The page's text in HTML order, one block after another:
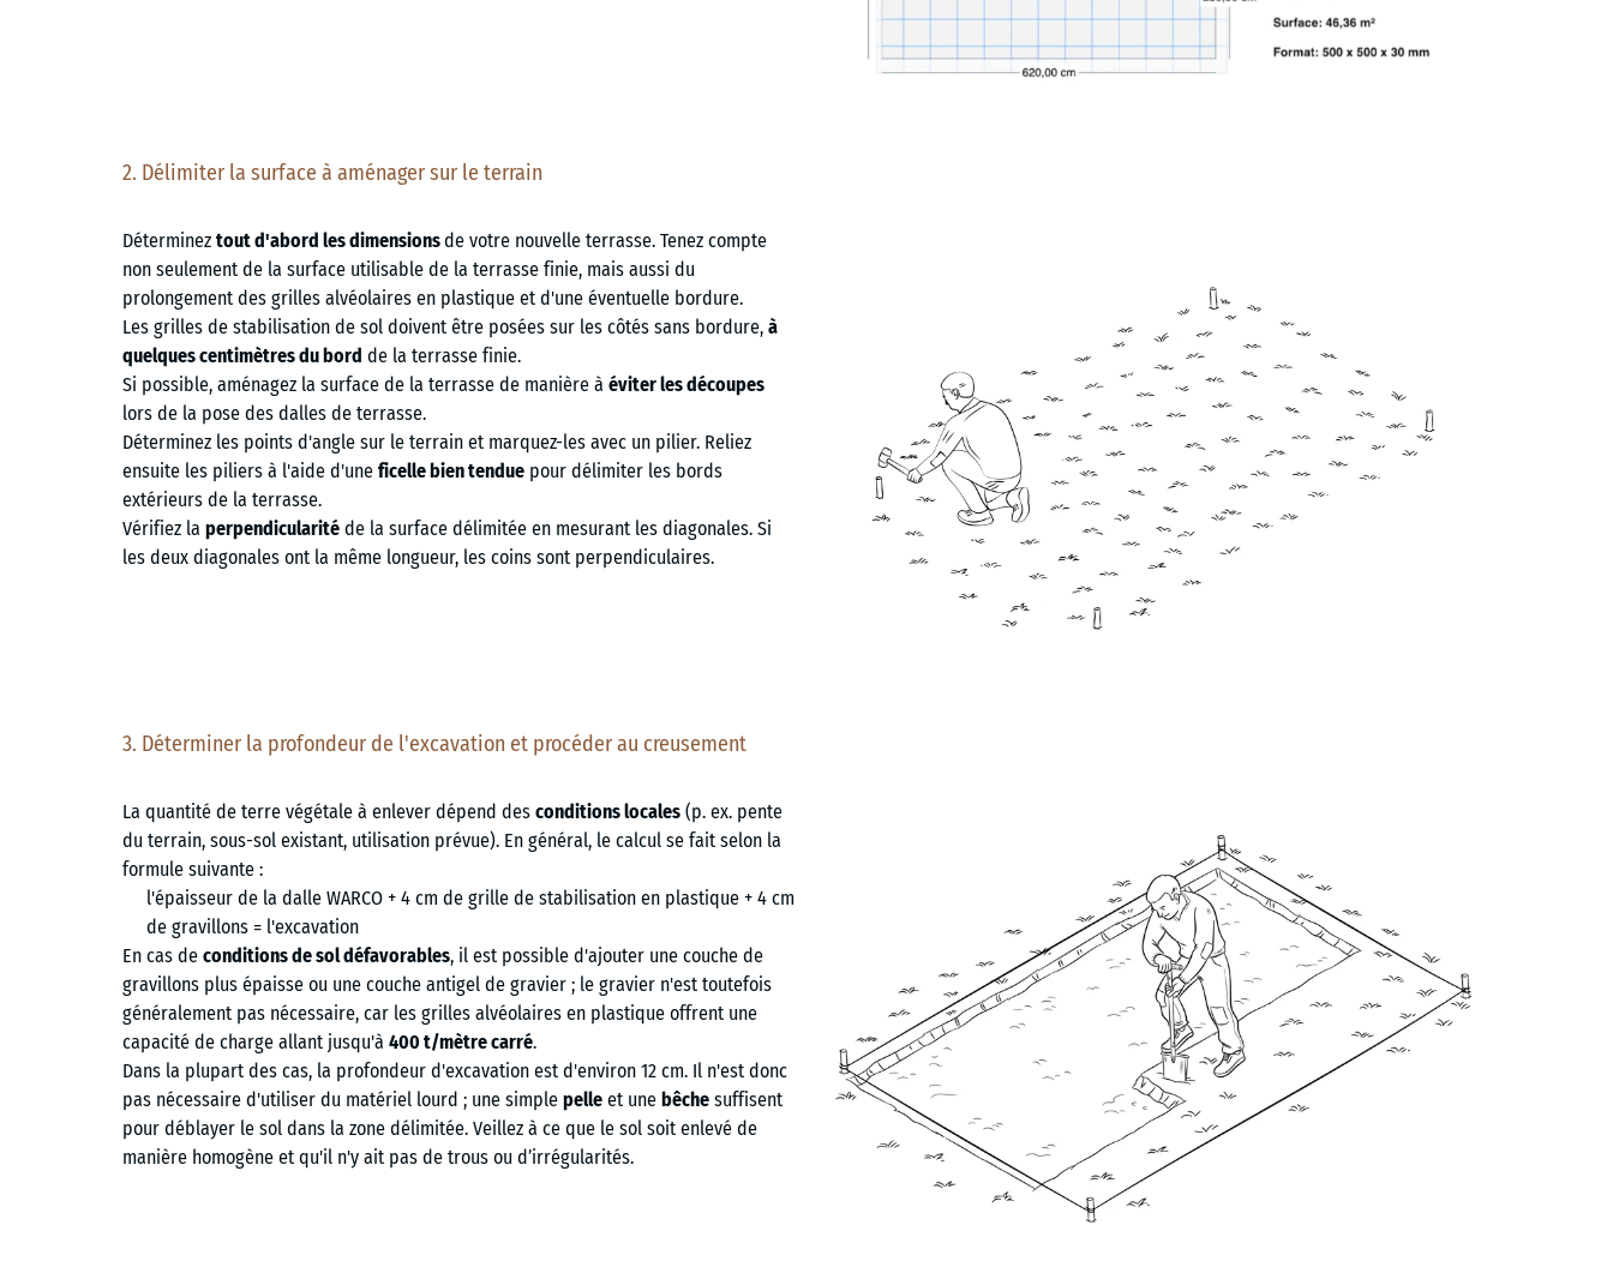
2. Délimiter la surface à aménager sur le terrain
Déterminez tout d'abord lesdimensionsde votre nouvelle terrasse. Tenez compte
non seulement de la surface utilisable de la terrasse finie, mais aussi du
prolongement des grilles alvéolaires en plastique et d'une éventuelle bordure.
Les grilles de stabilisation de sol doivent être posées sur les côtés sans bordure, à
quelques centimètres du bord de la terrasse finie.
Si possible, aménagez la surface de la terrasse de manière à éviter les découpes
lors de la pose des dalles de terrasse.
Déterminez les points d'angle sur le terrain et marquez-les avec un pilier. Reliez
ensuite les piliers à l'aide d'une ficelle bien tendue pour délimiter les bords
extérieurs de la terrasse.
Vérifiez la perpendicularité de la surface délimitée en mesurant les diagonales. Si
les deux diagonales ont la même longueur, les coins sont perpendiculaires.
3. Déterminer la profondeur de l'excavation et procéder au creusement
La quantité de terre végétale à enlever dépend des conditions locales (p. ex. pente
du terrain, sous-sol existant, utilisation prévue). En général, le calcul se fait selon la
formule suivante :
l'épaisseur de la dalle WARCO + 4 cm de grille de stabilisation en plastique + 4 cm
de gravillons = l'excavation
En cas de conditions de sol défavorables, il est possible d'ajouter une couche de
gravillons plus épaisse ou une couche antigel de gravier ; le gravier n'est toutefois
généralement pas nécessaire, car les grilles alvéolaires en plastique offrent une
capacité de charge allant jusqu'à 400 t/mètre carré.
Dans la plupart des cas, la profondeur d'excavation est d'environ 12 cm. Il n'est donc
pas nécessaire d'utiliser du matériel lourd ; une simple pelle et une bêche suffisent
pour déblayer le sol dans la zone délimitée. Veillez à ce que le sol soit enlevé de
manière homogène et qu'il n'y ait pas de trous ou d’irrégularités.